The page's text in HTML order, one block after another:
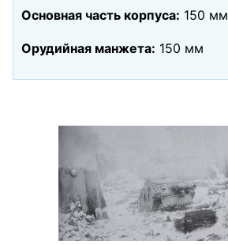
Основная часть корпуса: 150 мм
Орудийная манжета: 150 мм